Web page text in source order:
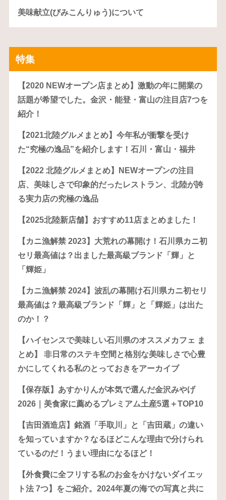
美味献立(びみこんりゅう)について
特集
【2020 NEWオープン店まとめ】激動の年に開業の
話題が希望でした。金沢・能登・富山の注目店7つを
紹介！
【2021北陸グルメまとめ】今年私が衝撃を受け
た“究極の逸品”を紹介します！石川・富山・福井
【2022 北陸グルメまとめ】NEWオープンの注目
店、美味しさで印象的だったレストラン、北陸が誇
る実力店の究極の逸品
【2025北陸新店舗】おすすめ11店まとめました！
【カニ漁解禁 2023】大荒れの幕開け！石川県カニ初
セリ最高値は？出ました最高級ブランド「輝」と
「輝姫」
【カニ漁解禁 2024】波乱の幕開け石川県カニ初セリ
最高値は？最高級ブランド「輝」と「輝姫」は出た
のか！？
【ハイセンスで美味しい石川県のオススメカフェ ま
とめ】 非日常のステキ空間と格別な美味しさで心豊
かにしてくれる私のとっておきをアーカイブ
【保存版】あすかりんが本気で選んだ金沢みやげ
2026｜美食家に薦めるプレミアム土産5選＋TOP10
【吉田酒造店】銘酒「手取川」と「吉田蔵」の違い
を知っていますか？なるほどこんな理由で分けられ
ているのだ！うまい理由になるほど！
【外食費に全フリする私のお金をかけないダイエッ
ト法 7つ】をご紹介。2024年夏の海での写真と共に